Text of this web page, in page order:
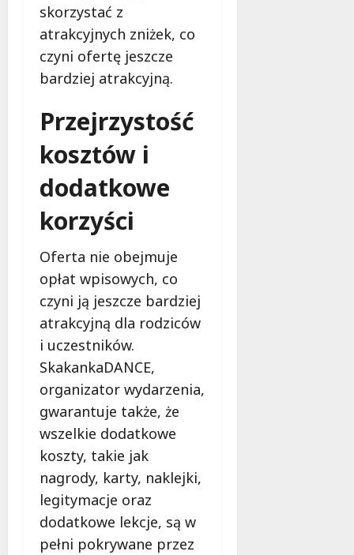
skorzystać z
atrakcyjnych zniżek, co
czyni ofertę jeszcze
bardziej atrakcyjną.
Przejrzystość
kosztów i
dodatkowe
korzyści
Oferta nie obejmuje
opłat wpisowych, co
czyni ją jeszcze bardziej
atrakcyjną dla rodziców
i uczestników.
SkakankaDANCE,
organizator wydarzenia,
gwarantuje także, że
wszelkie dodatkowe
koszty, takie jak
nagrody, karty, naklejki,
legitymacje oraz
dodatkowe lekcje, są w
pełni pokrywane przez